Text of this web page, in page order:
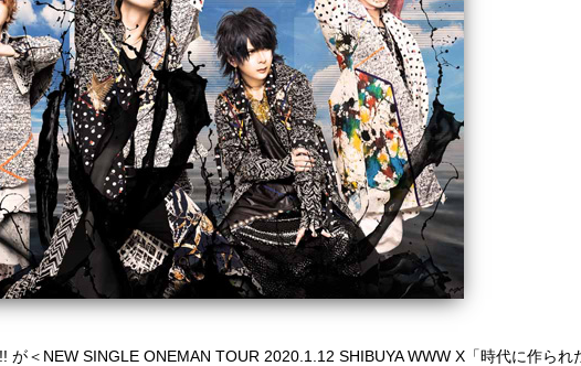
＜NEW SINGLE ONEMAN TOUR 2020.1.12 SHIBUYA WWW X「時代に作られ